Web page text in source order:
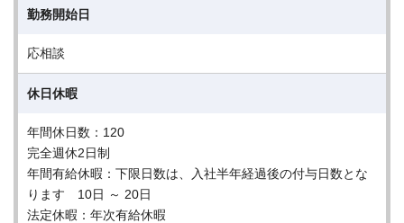
勤務開始日
応相談
休日休暇
年間休日数：120
完全週休2日制
年間有給休暇：下限日数は、入社半年経過後の付与日数とな
ります 10日 ～ 20日
法定休暇：年次有給休暇